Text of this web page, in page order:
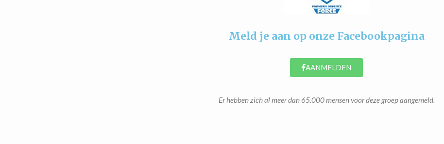
Meld je aan op onze Facebookpagina
AANMELDEN
Er hebben zich al meer dan 65.000 mensen voor deze groep aangemeld.